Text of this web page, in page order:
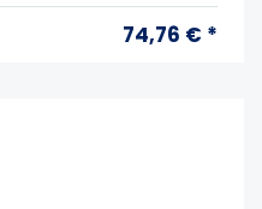
74,76 € *